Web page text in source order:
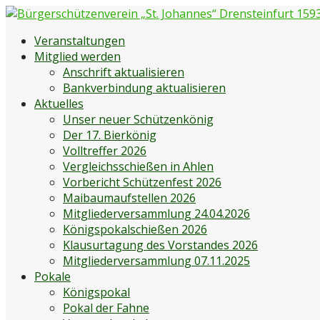
Zum
springenVeranstaltungen
Mitglied werden
Anschrift aktualisieren
Bankverbindung aktualisieren
Aktuelles
Unser neuer Schützenkönig
Der 17. Bierkönig
Volltreffer 2026
Vergleichsschießen in Ahlen
Vorbericht Schützenfest 2026
Maibaumaufstellen 2026
Mitgliederversammlung 24.04.2026
Königspokalschießen 2026
Klausurtagung des Vorstandes 2026
Mitgliederversammlung 07.11.2025
Pokale
Königspokal
Pokal der Fahne